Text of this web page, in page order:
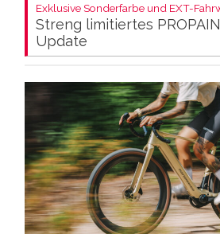
Exklusive Sonderfarbe und EXT-
Streng limitiertes
Update